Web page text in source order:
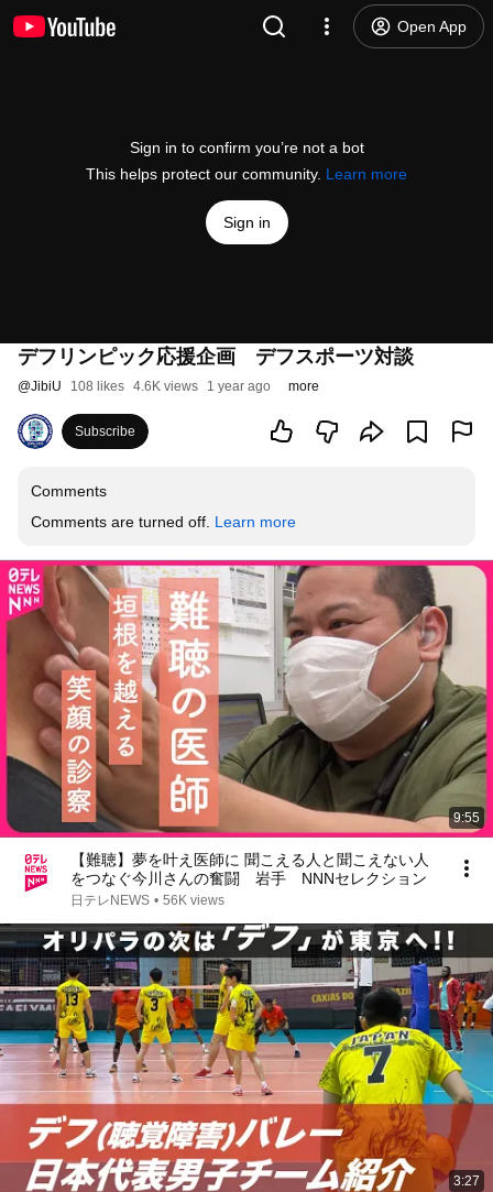
Open App
Sign in to confirm you’re not a bot
This helps protect our community. Learn more
Sign in
デフリンピック応援企画 デフスポーツ対談
@JibiU 108 likes 4.6K views 1 year ago more
Subscribe
Comments
Comments are turned off. Learn more
9:55
【難聴】夢を叶え医師に 聞こえる人と聞こえない人
をつなぐ今川さんの奮闘 岩手 NNNセレクション
日テレNEWS • 56K views
3:27